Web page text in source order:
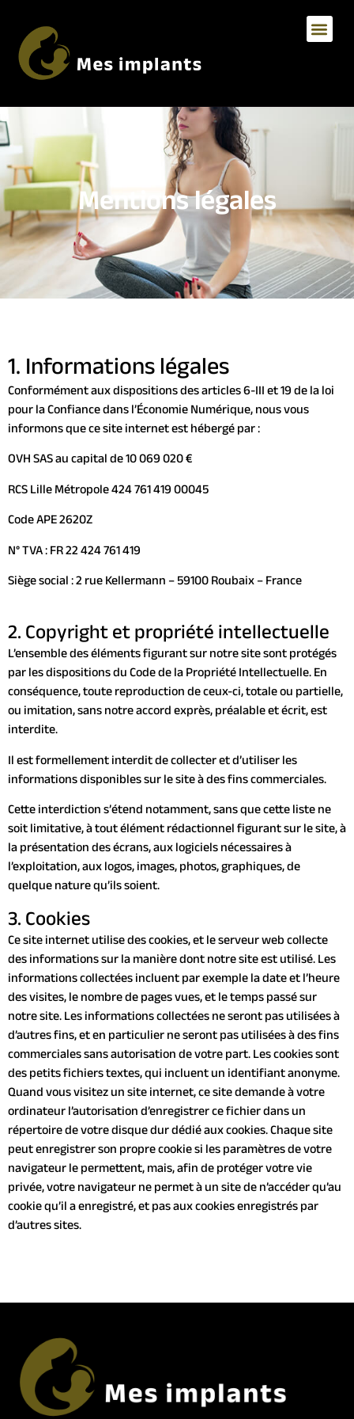
Mentions légales
1. Informations légales
Conformément aux dispositions des articles 6-III et 19 de la loi
pour la Confiance dans l’Économie Numérique, nous vous
informons que ce site internet est hébergé par :
OVH SAS au capital de 10 069 020 €
RCS Lille Métropole 424 761 419 00045
Code APE 2620Z
N° TVA : FR 22 424 761 419
Siège social : 2 rue Kellermann – 59100 Roubaix – France
2. Copyright et propriété intellectuelle
L’ensemble des éléments figurant sur notre site sont protégés
par les dispositions du Code de la Propriété Intellectuelle. En
conséquence, toute reproduction de ceux-ci, totale ou partielle,
ou imitation, sans notre accord exprès, préalable et écrit, est
interdite.
Il est formellement interdit de collecter et d’utiliser les
informations disponibles sur le site à des fins commerciales.
Cette interdiction s’étend notamment, sans que cette liste ne
soit limitative, à tout élément rédactionnel figurant sur le site, à
la présentation des écrans, aux logiciels nécessaires à
l’exploitation, aux logos, images, photos, graphiques, de
quelque nature qu’ils soient.
3. Cookies
Ce site internet utilise des cookies, et le serveur web collecte
des informations sur la manière dont notre site est utilisé. Les
informations collectées incluent par exemple la date et l’heure
des visites, le nombre de pages vues, et le temps passé sur
notre site. Les informations collectées ne seront pas utilisées à
d’autres fins, et en particulier ne seront pas utilisées à des fins
commerciales sans autorisation de votre part. Les cookies sont
des petits fichiers textes, qui incluent un identifiant anonyme.
Quand vous visitez un site internet, ce site demande à votre
ordinateur l’autorisation d’enregistrer ce fichier dans un
répertoire de votre disque dur dédié aux cookies. Chaque site
peut enregistrer son propre cookie si les paramètres de votre
navigateur le permettent, mais, afin de protéger votre vie
privée, votre navigateur ne permet à un site de n’accéder qu’au
cookie qu’il a enregistré, et pas aux cookies enregistrés par
d’autres sites.